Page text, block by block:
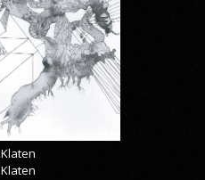
Klaten
Klaten